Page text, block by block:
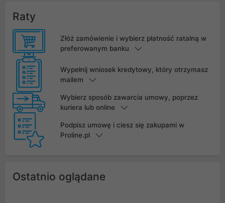
Raty
Złóż zamówienie i wybierz płatność ratalną w
preferowanym banku
Wypełnij wniosek kredytowy, który otrzymasz
mailem
Wybierz sposób zawarcia umowy, poprzez
kuriera lub online
Podpisz umowę i ciesz się zakupami w
Proline.pl
Ostatnio oglądane